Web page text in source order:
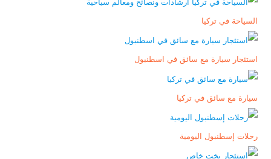
السياحة في تركيا
استئجار سيارة مع سائق في اسطنبول
سيارة مع سائق في تركيا
رحلات إسطنبول اليومية